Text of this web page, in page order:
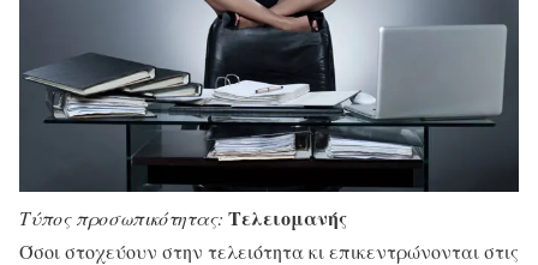
Τύπος προσωπικότητας: Τελειομανής
Όσοι στοχεύουν στην τελειότητα κι επικεντρώνονται στις